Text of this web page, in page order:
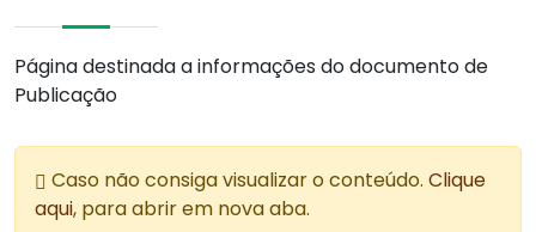
Página destinada a informações do documento de
Publicação
Caso não consiga visualizar o conteúdo. Clique
aqui, para abrir em nova aba.